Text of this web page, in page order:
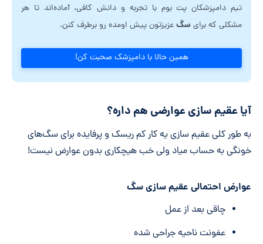
تیم دامپزشکان پت بوم با تجربه و دانش کافی، آماده‌اند تا هر
مشکلی که برای سگعزیزتون پیش اومده رو برطرف کنن.
همین حالا با دامپزشک صحبت کن!
آیا عقیم سازی عوارضی هم داره؟
به طور کلی عقیم سازی یه کار کم ریسک و پرفایده برای سگ‌های
خونگی به حساب میاد ولی خب هیچکاری بدون عوارض نیست!
عوارض احتمالی عقیم سازی سگ
چاقی بعد از عمل
عفونت ناحیه جراحی شده